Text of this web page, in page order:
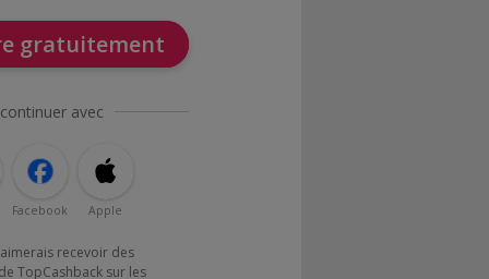
gratuitement
avec
Facebook Apple
recevoir des
TopCashback sur les